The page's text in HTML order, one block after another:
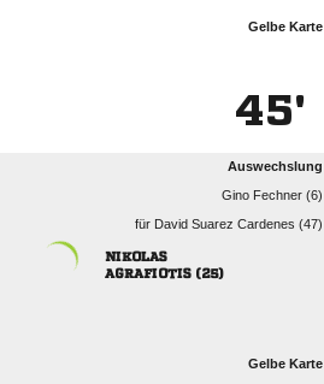
Gelbe Karte
45'
Auswechslung
  
für    

 
Gelbe Karte